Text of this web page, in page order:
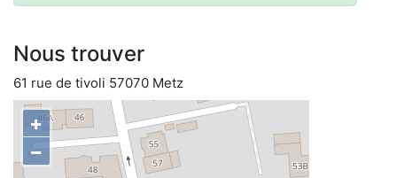
Nous trouver
61 rue de tivoli 57070 Metz
+
−